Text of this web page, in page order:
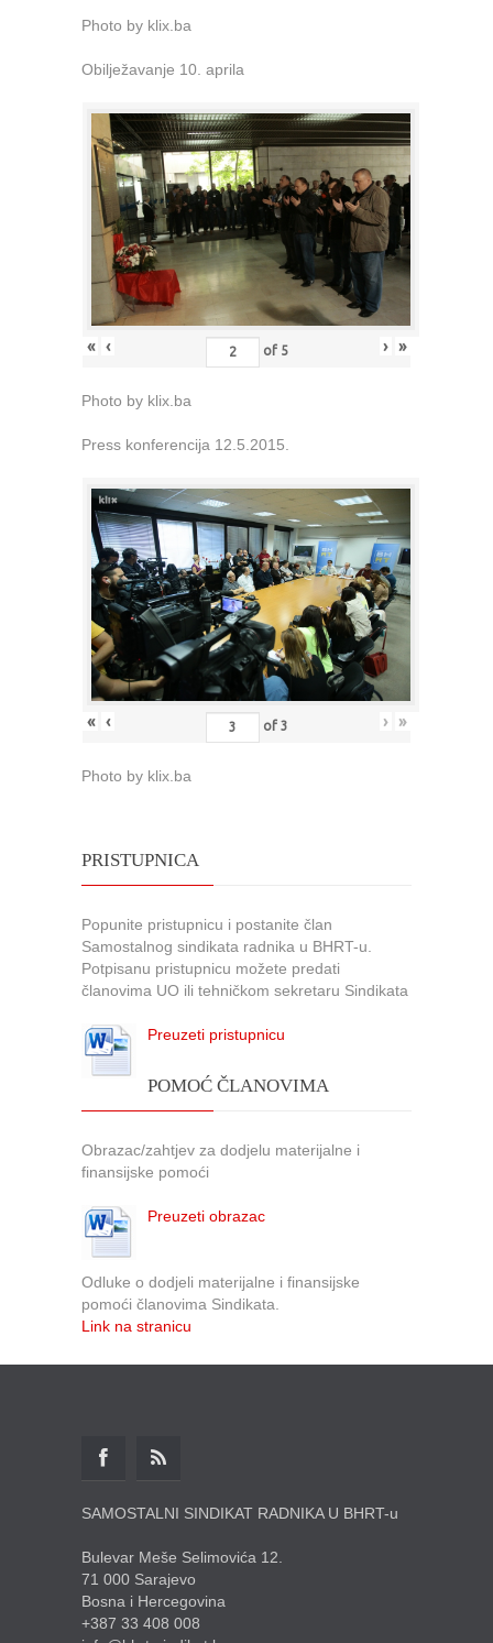
Photo by klix.ba
Obilježavanje 10. aprila
« ‹ of 5 › »
Photo by klix.ba
Press konferencija 12.5.2015.
« ‹ of 3 › »
Photo by klix.ba
PRISTUPNICA
Popunite pristupnicu i postanite član
Samostalnog sindikata radnika u BHRT-u.
Potpisanu pristupnicu možete predati
članovima UO ili tehničkom sekretaru Sindikata
Preuzeti pristupnicu
POMOĆ ČLANOVIMA
Obrazac/zahtjev za dodjelu materijalne i
finansijske pomoći
Preuzeti obrazac
Odluke o dodjeli materijalne i finansijske
pomoći članovima Sindikata.
Link na stranicu
SAMOSTALNI SINDIKAT RADNIKA U BHRT-u
Bulevar Meše Selimovića 12.
71 000 Sarajevo
Bosna i Hercegovina
+387 33 408 008